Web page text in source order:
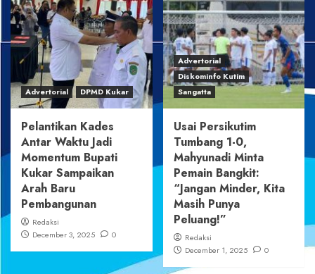
Advertorial DPMD Kukar
Pelantikan Kades
Antar Waktu Jadi
Momentum Bupati
Kukar Sampaikan
Arah Baru
Pembangunan
Redaksi
December 3, 2025
0
Advertorial
Diskominfo Kutim
Sangatta
Usai Persikutim
Tumbang 1-0,
Mahyunadi Minta
Pemain Bangkit:
“Jangan Minder, Kita
Masih Punya
Peluang!”
Redaksi
December 1, 2025
0